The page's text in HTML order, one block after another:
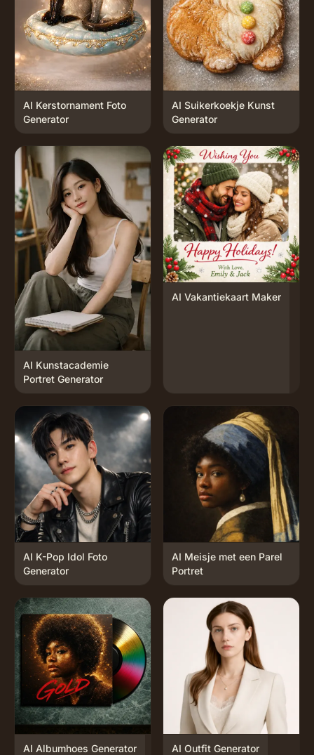
AI Kerstornament Foto
Generator
AI Suikerkoekje Kunst
Generator
AI Kunstacademie
Portret Generator
AI Vakantiekaart Maker
AI K-Pop Idol Foto
Generator
AI Meisje met een Parel
Portret
AI Albumhoes Generator AI Outfit Generator